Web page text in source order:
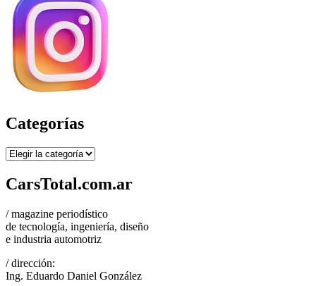
Categorías
Categorías
CarsTotal.com.ar
/ magazine periodístico
de tecnología, ingeniería, diseño
e industria automotriz
/ dirección:
Ing. Eduardo Daniel González